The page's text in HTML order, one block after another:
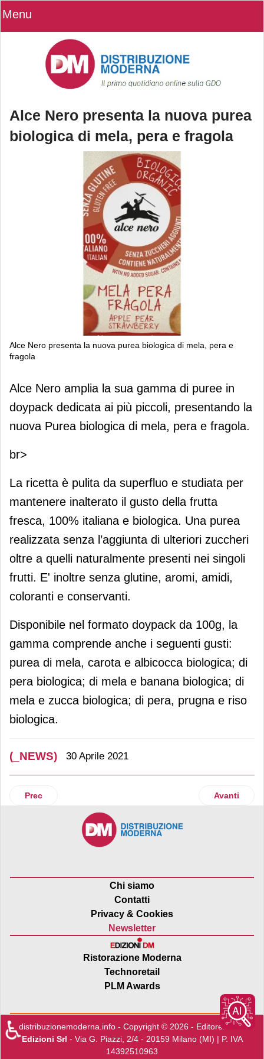
Menu
Alce Nero presenta la nuova purea
biologica di mela, pera e fragola
Alce Nero presenta la nuova purea biologica di mela, pera e
fragola
Alce Nero presenta la nuova purea
biologica di mela, pera e fragola
Alce Nero amplia la sua gamma di puree in
doypack dedicata ai più piccoli, presentando la
nuova Purea biologica di mela, pera e fragola.
br>
La ricetta è pulita da superfluo e studiata per
mantenere inalterato il gusto della frutta
fresca, 100% italiana e biologica. Una purea
realizzata senza l’aggiunta di ulteriori zuccheri
oltre a quelli naturalmente presenti nei singoli
frutti. E' inoltre senza glutine, aromi, amidi,
coloranti e conservanti.
Disponibile nel formato doypack da 100g, la
gamma comprende anche i seguenti gusti:
purea di mela, carota e albicocca biologica; di
pera biologica; di mela e banana biologica; di
mela e zucca biologica; di pera, prugna e riso
biologica.
(_NEWS) 30 Aprile 2021
Articolo precedente: Corsini presenta i nuovi caffè della
Prec Articolo
Avanti
Chi siamo
Contatti
Privacy & Cookies
Newsletter
Ristorazione Moderna
Technoretail
PLM Awards
distribuzionemoderna.info - Copyright © 2026 - Editore:Edra
Edizioni Srl - Via G. Piazzi, 2/4 - 20159 Milano (MI) | P. IVA
14392510963